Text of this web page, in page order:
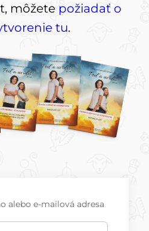
môžete požiadať o
tu.
alebo e-mailová adresa